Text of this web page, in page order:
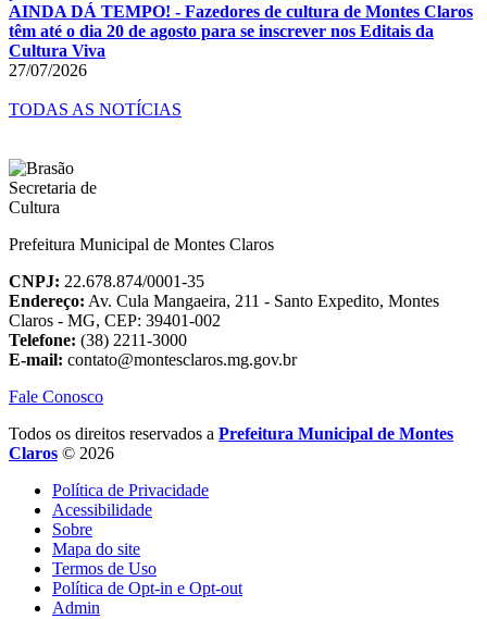
AINDA DÁ TEMPO! - Fazedores de cultura de Montes Claros
têm até o dia 20 de agosto para se inscrever nos Editais da
Cultura Viva
27/07/2026
TODAS AS NOTÍCIAS
Prefeitura Municipal de Montes Claros
CNPJ: 22.678.874/0001-35
Endereço: Av. Cula Mangaeira, 211 - Santo Expedito, Montes
Claros - MG, CEP: 39401-002
Telefone: (38) 2211-3000
E-mail: contato@montesclaros.mg.gov.br
Fale Conosco
Todos os direitos reservados a Prefeitura Municipal de Montes
Claros © 2026
Política de Privacidade
Acessibilidade
Sobre
Mapa do site
Termos de Uso
Política de Opt-in e Opt-out
Admin